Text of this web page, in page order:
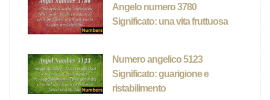
Angelo numero 3780
Significato: una vita fruttuosa
Numero angelico 5123
Significato: guarigione e
ristabilimento